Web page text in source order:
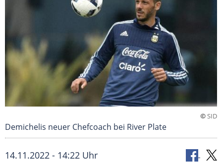
©SID
Demichelis neuer Chefcoach bei River Plate
14.11.2022 - 14:22 Uhr